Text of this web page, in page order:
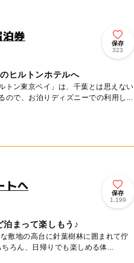
券
保存
323
ヒルトンホテルへ
トン東京ベイ」は、千葉とは思えない
ークに隣接しているので、お泊りディズニーでの利用し...
トへ
保存
1,199
まって楽しもう♪
敷地の高台に針葉樹林に囲まれて佇
のホテルリゾート。 宿泊者はもちろん、日帰りでも楽しめる体...